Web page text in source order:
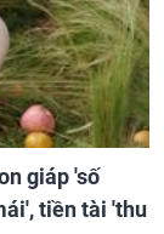
giáp 'số
tiền tài 'thu